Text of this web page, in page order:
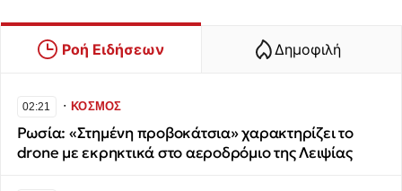
Ροή Ειδήσεων Δημοφιλή
02:21 ∙ΚΟΣΜΟΣ
Ρωσία: «Στημένη προβοκάτσια» χαρακτηρίζει το
drone με εκρηκτικά στο αεροδρόμιο της Λειψίας